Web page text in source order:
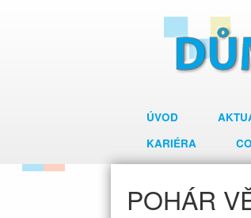
ÚVOD
KARIÉRA
POHÁR